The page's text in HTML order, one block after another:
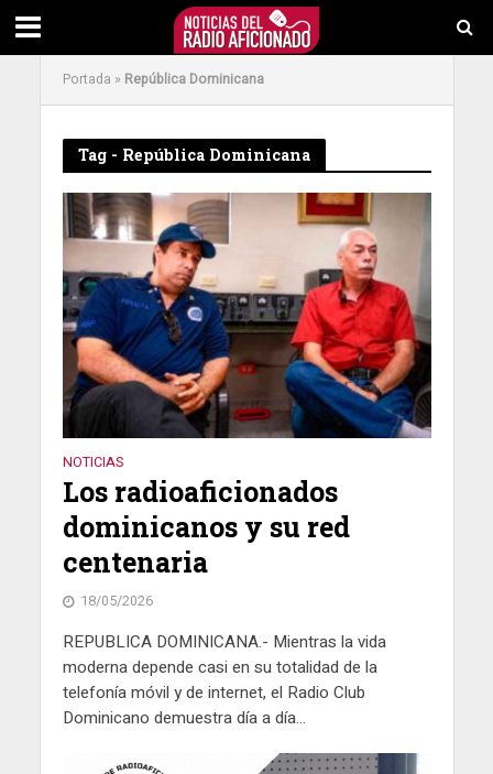
Portada » República Dominicana
Tag - República Dominicana
NOTICIAS
Los radioaficionados
dominicanos y su red
centenaria
18/05/2026
REPUBLICA DOMINICANA.- Mientras la vida
moderna depende casi en su totalidad de la
telefonía móvil y de internet, el Radio Club
Dominicano demuestra día a día...